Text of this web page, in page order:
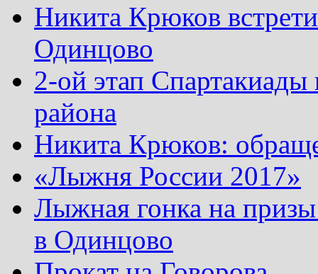
Никита Крюков
Одинцово
2-ой этап
района
Никита Крюков:
«Лыжня России 2017»
Лыжная гонка на
в Одинцово